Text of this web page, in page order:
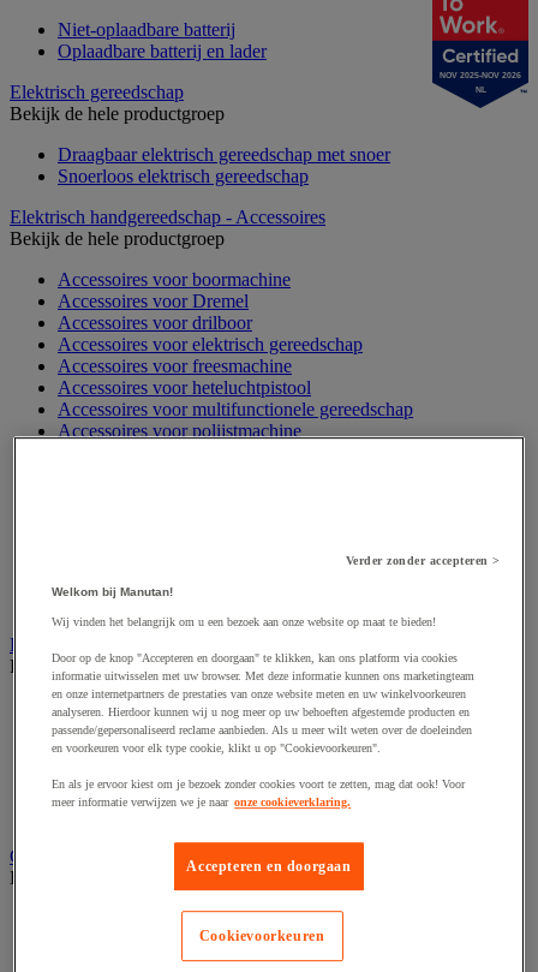
Niet-oplaadbare batterij
Oplaadbare batterij en lader
Elektrisch gereedschap
Bekijk de hele productgroep
Draagbaar elektrisch gereedschap met snoer
Snoerloos elektrisch gereedschap
Elektrisch handgereedschap - Accessoires
Bekijk de hele productgroep
Accessoires voor boormachine
Accessoires voor Dremel
Accessoires voor drilboor
Accessoires voor elektrisch gereedschap
Accessoires voor freesmachine
Accessoires voor heteluchtpistool
Accessoires voor multifunctionele gereedschap
Accessoires voor polijstmachine
Accessoires voor zaag
Elektrische toebehoren en verlichting
Bekijk de hele productgroep
Accessoires voor elektrisch schakelpaneel
Batterij, oplader en kabel
Elektrische kabel
Verlengsnoer, stekkerdoos en kapelhaspel
Wandcontactdoos en schakelaar
Gereedschap opbergen
Bekijk de hele productgroep
Assortimentsdoos en gereedschapkoffer
Gereedschapskist en opbergtas
Gereedschapskoffer en versterkte kist
NOV 2025-NOV 2026
NL
Verder zonder accepteren >
Welkom bij Manutan!
Wij vinden het belangrijk om u een bezoek aan onze website op maat te bieden!
Door op de knop "Accepteren en doorgaan" te klikken, kan ons platform via cookies
informatie uitwisselen met uw browser. Met deze informatie kunnen ons marketingteam
en onze internetpartners de prestaties van onze website meten en uw winkelvoorkeuren
analyseren. Hierdoor kunnen wij u nog meer op uw behoeften afgestemde producten en
passende/gepersonaliseerd reclame aanbieden. Als u meer wilt weten over de doeleinden
en voorkeuren voor elk type cookie, klikt u op "Cookievoorkeuren".
En als je ervoor kiest om je bezoek zonder cookies voort te zetten, mag dat ook! Voor
meer informatie verwijzen we je naar onze cookieverklaring.
Accepteren en doorgaan
Cookievoorkeuren